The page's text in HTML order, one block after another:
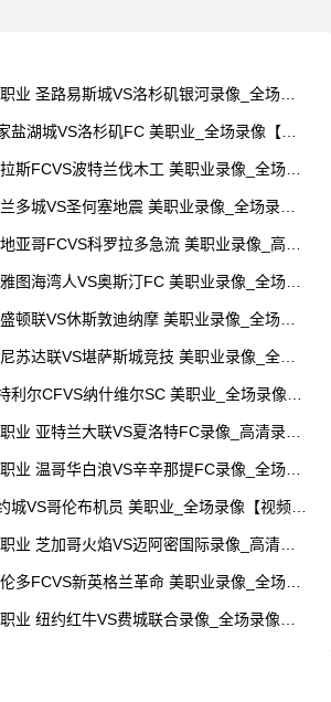
业 圣路易斯城VS洛杉矶银河录像_全场录
盐湖城VS洛杉矶FC 美职业_全场录像【全
斯FCVS波特兰伐木工 美职业录像_全场录
多城VS圣何塞地震 美职业录像_全场录像
亚哥FCVS科罗拉多急流 美职业录像_高清
图海湾人VS奥斯汀FC 美职业录像_全场录
顿联VS休斯敦迪纳摩 美职业录像_全场录
苏达联VS堪萨斯城竞技 美职业录像_全场
利尔CFVS纳什维尔SC 美职业_全场录像
业 亚特兰大联VS夏洛特FC录像_高清录像
业 温哥华白浪VS辛辛那提FC录像_全场录
城VS哥伦布机员 美职业_全场录像【视频集
业 芝加哥火焰VS迈阿密国际录像_高清录
多FCVS新英格兰革命 美职业录像_全场录
业 纽约红牛VS费城联合录像_全场录像